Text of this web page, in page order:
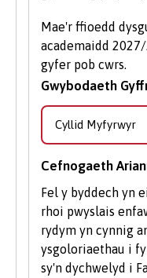
Mae'r ffioedd
academaidd
gyfer pob cwrs.
Gwybodaeth
Cyllid Myfyrwyr
Cefnogaeth
Fel y byddech yn
rhoi pwyslais
rydym yn cynnig
ysgoloriaethau i
sy'n dychwelyd i